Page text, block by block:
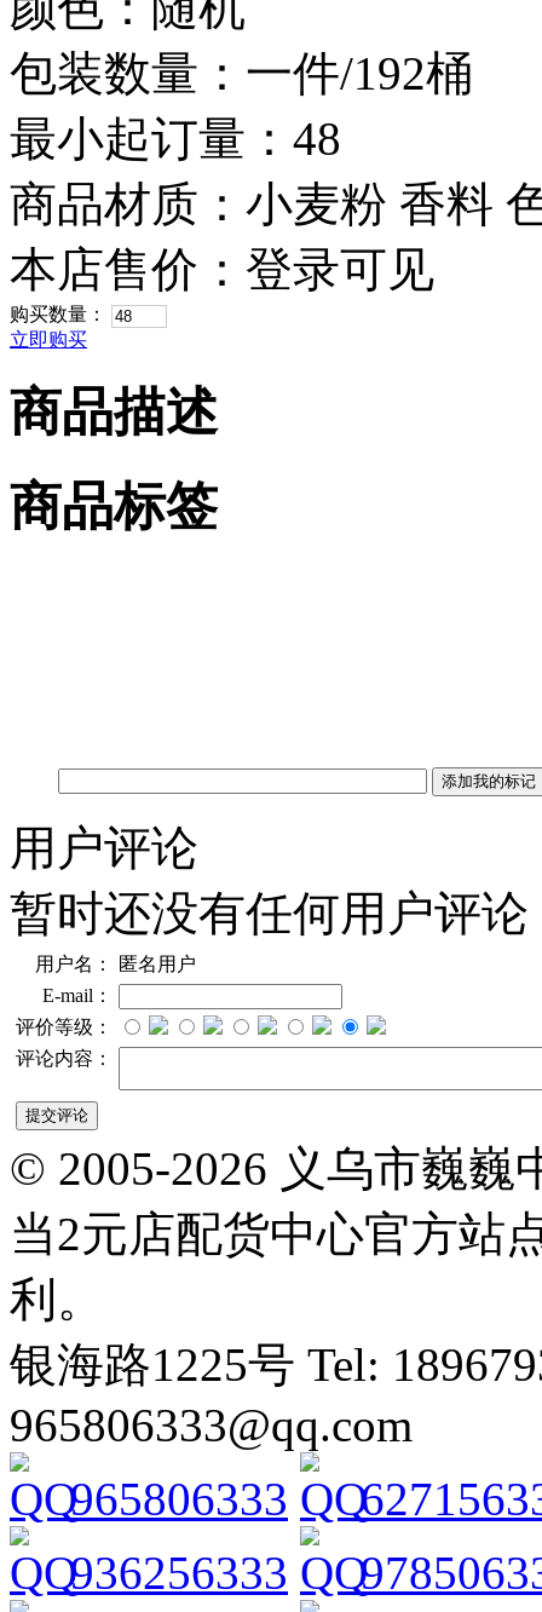
包装数量：一件/192桶
最小起订量：48
商品材质：小麦粉 香料
本店售价： 登录可见
购买数量：
立即购买
商品描述
商品标签
用户评论
暂时还没有任何用户评论
用户名：
匿名用户
E-mail：
评价等级：
评论内容：
© 2005-2026 义乌市巍
当2元店配货中心官方站
利。
银海路1225号 Tel:
965806333@qq.com
965806333
936256333